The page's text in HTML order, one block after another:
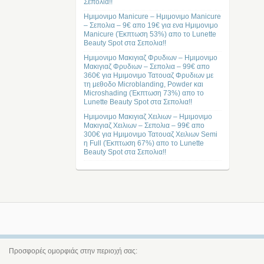
Ημιμονιμο Manicure – Ημιμονιμο Manicure
– Σεπολια – 9€ απο 19€ για ενα Ημιμονιμο
Manicure (Έκπτωση 53%) απο το Lunette
Beauty Spot στα Σεπολια!!
Ημιμονιμο Μακιγιαζ Φρυδιων – Ημιμονιμο
Μακιγιαζ Φρυδιων – Σεπολια – 99€ απο
360€ για Ημιμονιμο Τατουαζ Φρυδιων με
τη μεθοδο Microblanding, Powder και
Microshading (Έκπτωση 73%) απο το
Lunette Beauty Spot στα Σεπολια!!
Ημιμονιμο Μακιγιαζ Χειλιων – Ημιμονιμο
Μακιγιαζ Χειλιων – Σεπολια – 99€ απο
300€ για Ημιμονιμο Τατουαζ Χειλιων Semi
η Full (Έκπτωση 67%) απο το Lunette
Beauty Spot στα Σεπολια!!
Προσφορές ομορφιάς στην περιοχή σας: